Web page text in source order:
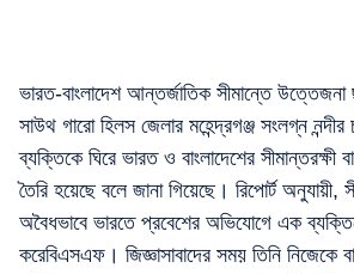
ভারত-বাংলাদেশ আন্তর্জাতিক সীমান্তে উত্তেজনা
সাউথ গারো হিলস জেলার মহেন্দ্রগঞ্জ সংলগ্ন
ব্যক্তিকে ঘিরে ভারত ও বাংলাদেশের সীমান্তরক্ষী
তৈরি হয়েছে বলে জানা গিয়েছে। রিপোর্ট অনুযায়ী,
অবৈধভাবে ভারতে প্রবেশের অভিযোগে এক
করেবিএসএফ। জিজ্ঞাসাবাদের সময় তিনি নিজেকে